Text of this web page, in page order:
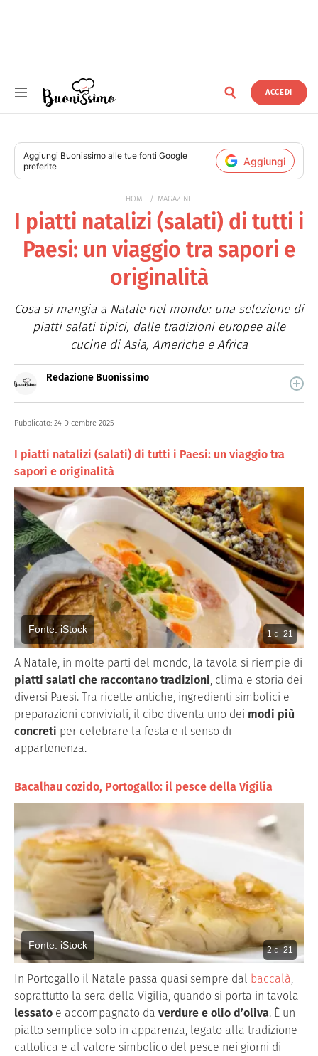
ACCEDI
Aggiungi Buonissimo alle tue fonti Google
preferite
Aggiungi
HOME MAGAZINE
I piatti natalizi (salati) di tutti i
Paesi: un viaggio tra sapori e
originalità
Cosa si mangia a Natale nel mondo: una selezione di
piatti salati tipici, dalle tradizioni europee alle
cucine di Asia, Americhe e Africa
Redazione Buonissimo
quale trovi idee veloci, facili e spiegate passo passo.
Pubblicato: 24 Dicembre 2025
I piatti natalizi (salati) di tutti i Paesi: un viaggio tra
sapori e originalità
1 di 21
Fonte: iStock
A Natale, in molte parti del mondo, la tavola si riempie di
piatti salati che raccontano tradizioni, clima e storia dei
diversi Paesi. Tra ricette antiche, ingredienti simbolici e
preparazioni conviviali, il cibo diventa uno dei modi più
concreti per celebrare la festa e il senso di
appartenenza.
Bacalhau cozido, Portogallo: il pesce della Vigilia
2di21
Fonte: iStock
In Portogallo il Natale passa quasi sempre dal baccalà
soprattutto la sera della Vigilia, quando si porta in tavola
lessato e accompagnato da verdure e olio d’oliva. È un
piatto semplice solo in apparenza, legato alla tradizione
cattolica e al valore simbolico del pesce nei giorni di